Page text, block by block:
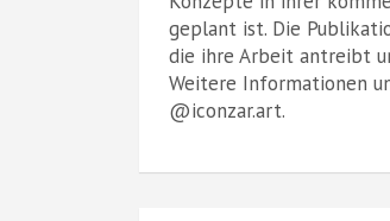
geplant ist. Die
die ihre Arbeit antreibt
Weitere Informationen
@iconzar.art.